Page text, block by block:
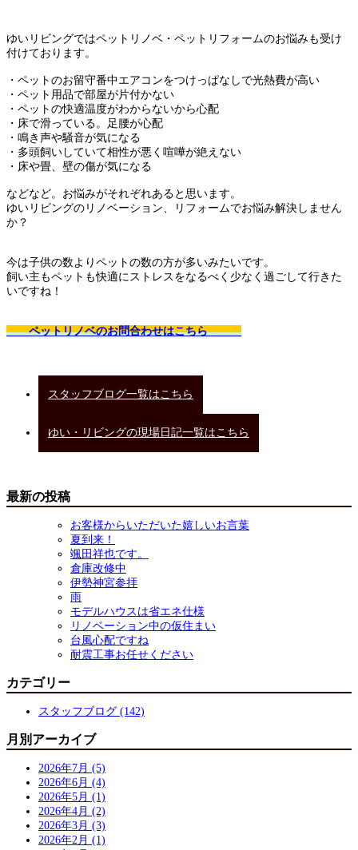
ゆいリビングではペットリノベ・ペットリフォームのお悩みも受け
付けております。
・ペットのお留守番中エアコンをつけっぱなしで光熱費が高い
・ペット用品で部屋が片付かない
・ペットの快適温度がわからないから心配
・床で滑っている。足腰が心配
・鳴き声や騒音が気になる
・多頭飼いしていて相性が悪く喧嘩が絶えない
・床や畳、壁の傷が気になる
などなど。お悩みがそれぞれあると思います。
ゆいリビングのリノベーション、リフォームでお悩み解決しません
か？
今は子供の数よりペットの数の方が多いみたいです。
飼い主もペットも快適にストレスをなるべく少なく過ごして行きた
いですね！
ペットリノベのお問合わせはこちら
スタッフブログ一覧はこちら
ゆい・リビングの現場日記一覧はこちら
最新の投稿
お客様からいただいた嬉しいお言葉
夏到来！
颯田祥也です。
倉庫改修中
伊勢神宮参拝
雨
モデルハウスは省エネ仕様
リノベーション中の仮住まい
台風心配ですね
耐震工事お任せください
カテゴリー
スタッフブログ (142)
月別アーカイブ
2026年7月 (5)
2026年6月 (4)
2026年5月 (1)
2026年4月 (2)
2026年3月 (3)
2026年2月 (1)